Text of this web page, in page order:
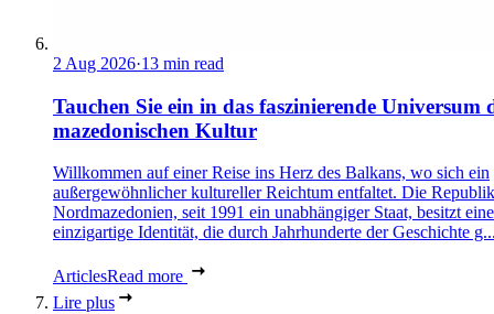
2 Aug 2026·13 min read
Tauchen Sie ein in das faszinierende Universum
mazedonischen Kultur
Willkommen auf einer Reise ins Herz des Balkans, wo sich ein
außergewöhnlicher kultureller Reichtum entfaltet. Die Republik
Nordmazedonien, seit 1991 ein unabhängiger Staat, besitzt eine
einzigartige Identität, die durch Jahrhunderte der Geschichte
ArticlesRead more
Lire plus